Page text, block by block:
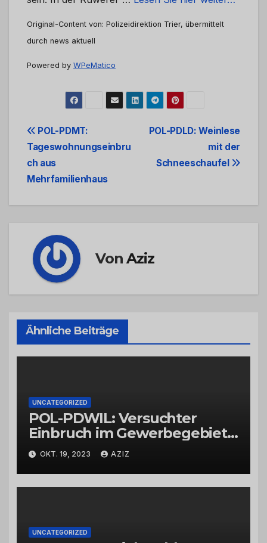
Original-Content von: Polizeidirektion Trier, übermittelt
durch news aktuell
Powered by WPeMatico
Beitrags-
Navigation
POL-PDLD: Weinlese
mit der
Schneeschaufel
POL-PDMT:
Tageswohnungseinbru
ch aus
Mehrfamilienhaus
VonAziz
Ähnliche Beiträge
UNCATEGORIZED
POL-PDWIL: Versuchter
Einbruch im Gewerbegebiet
Wittlich
OKT. 19, 2023 AZIZ
UNCATEGORIZED